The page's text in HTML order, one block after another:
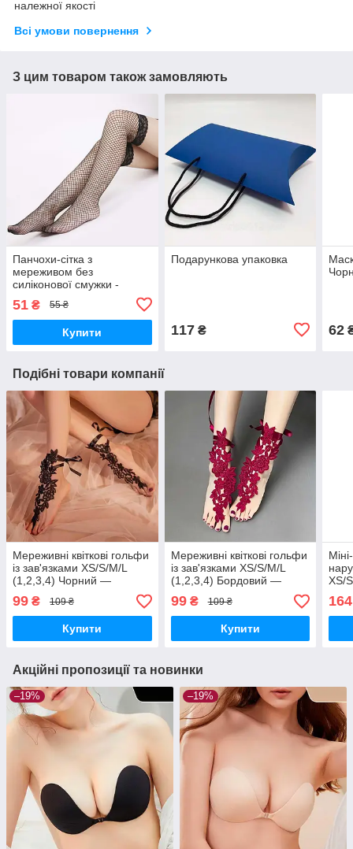
належної якості
Всі умови повернення
З цим товаром також замовляють
Панчохи-сітка з
мереживом без
силіконової смужки -
Чорний - XS/S - Еротична
білизна
51 ₴ 55 ₴
Купити
Подарункова упаковка
117₴ 62
Подібні товари компанії
Мереживні квіткові гольфи
із зав'язками XS/S/М/L
(1,2,3,4) Чорний —
Еротична білизна
99 ₴ 109 ₴
Купити
Мереживні квіткові гольфи
із зав'язками XS/S/М/L
(1,2,3,4) Бордовий —
Еротична білизна
99₴ 109 ₴
Купити
XS/
164
Акційні пропозиції та новинки
–19% –19%